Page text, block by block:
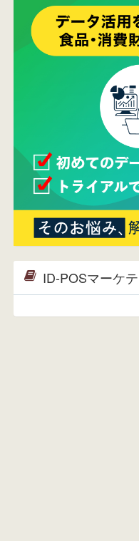
ります。
2017/05/17
ウレコ
た。ぜ
ウレコ
ョンア
ページへ
ウレコ
ューア
2015/04/30
詳細はこ
2015/04/20
ウレコン
ID-POSマーケ